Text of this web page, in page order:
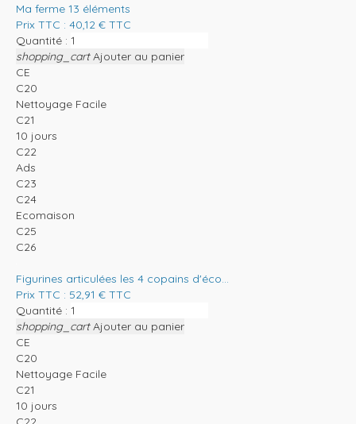
Ma ferme 13 éléments
Prix TTC : 40,12 € TTC
Quantité :
shopping_cart Ajouter au panier
CE
C20
Nettoyage Facile
C21
10 jours
C22
Ads
C23
C24
Ecomaison
C25
C26
Figurines articulées les 4 copains d'éco...
Prix TTC : 52,91 € TTC
Quantité :
shopping_cart Ajouter au panier
CE
C20
Nettoyage Facile
C21
10 jours